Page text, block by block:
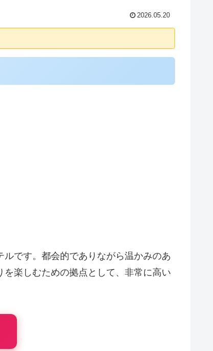
2026.05.20
です。都会的でありながら温かみのあ
楽しむための拠点として、非常に高い